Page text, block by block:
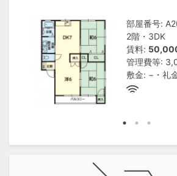
部屋番号:
2階・3DK
賃料:
管理費等:
敷金: −・礼